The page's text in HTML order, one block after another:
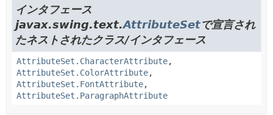
インタフェース
javax.swing.text.AttributeSetで宣言され
たネストされたクラス/インタフェース
AttributeSet.CharacterAttribute,
AttributeSet.ColorAttribute,
AttributeSet.FontAttribute,
AttributeSet.ParagraphAttribute